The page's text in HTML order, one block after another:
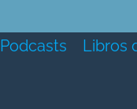
Podcasts Libros